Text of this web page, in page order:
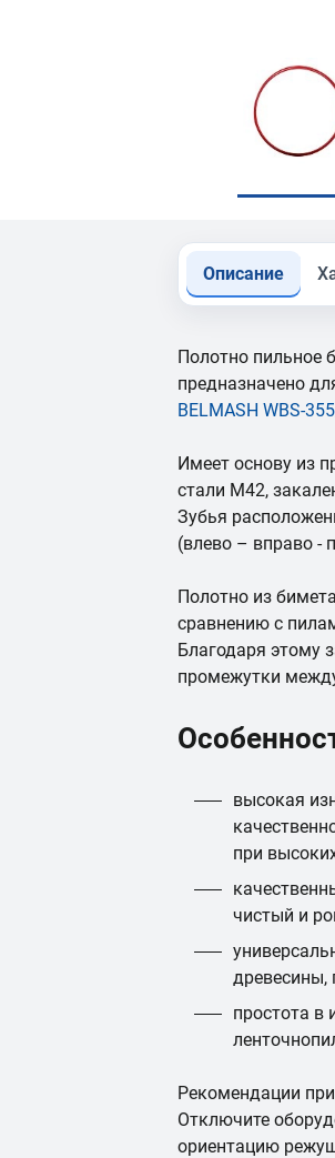
Описание
Полотно пильное
предназначено
BELMASH WBS-
Имеет основу из
стали М42,
Зубья
(влево – вправо -
Полотно из
сравнению с
Благодаря этому
промежутки
высокая
при
чистый и
древесины,
простота в
Рекомендации
Отключите
ориентацию